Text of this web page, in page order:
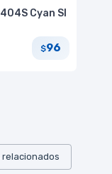
Cyan Sl
$96
relacionados